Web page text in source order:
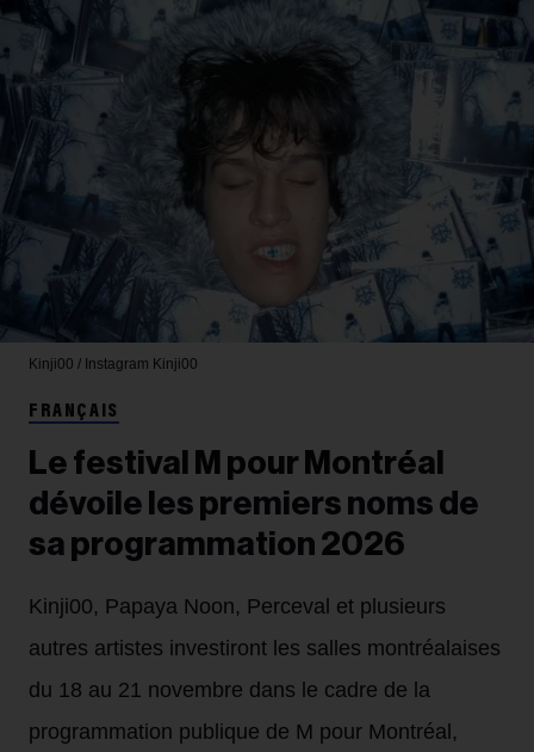
Kinji00 / Instagram Kinji00
FRANÇAIS
Le festival M pour Montréal
dévoile les premiers noms de
sa programmation 2026
Kinji00, Papaya Noon, Perceval et plusieurs
autres artistes investiront les salles montréalaises
du 18 au 21 novembre dans le cadre de la
programmation publique de M pour Montréal,